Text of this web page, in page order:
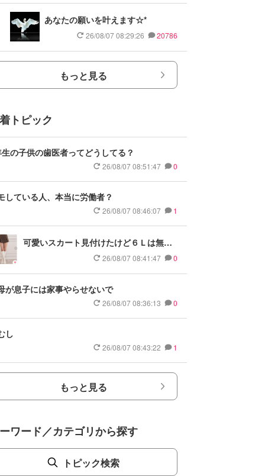
あなたの願いを叶えます☆*
26/08/07 08:29:26 20786
もっと見る
トピック
の子供の歯医者ってどうしてる？
26/08/07 08:51:47 0
している人、本当に労働者？
26/08/07 08:46:07 1
可愛いスカート見付けたけど６Ｌは無い
26/08/07 08:41:47 0
が息子には家事やらせないで
26/08/07 08:36:13 0
し
26/08/07 08:43:22 1
もっと見る
ワード／カテゴリから探す
トピック検索